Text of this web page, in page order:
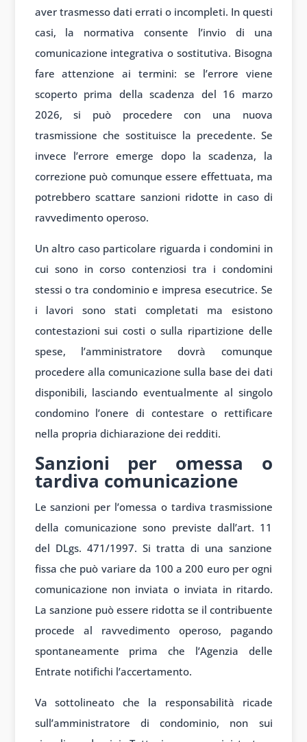
aver trasmesso dati errati o incompleti. In questi
casi, la normativa consente l’invio di una
comunicazione integrativa o sostitutiva. Bisogna
fare attenzione ai termini: se l’errore viene
scoperto prima della scadenza del 16 marzo
2026, si può procedere con una nuova
trasmissione che sostituisce la precedente. Se
invece l’errore emerge dopo la scadenza, la
correzione può comunque essere effettuata, ma
potrebbero scattare sanzioni ridotte in caso di
ravvedimento operoso.
Un altro caso particolare riguarda i condomini in
cui sono in corso contenziosi tra i condomini
stessi o tra condominio e impresa esecutrice. Se
i lavori sono stati completati ma esistono
contestazioni sui costi o sulla ripartizione delle
spese, l’amministratore dovrà comunque
procedere alla comunicazione sulla base dei dati
disponibili, lasciando eventualmente al singolo
condomino l’onere di contestare o rettificare
nella propria dichiarazione dei redditi.
Sanzioni per omessa o
tardiva comunicazione
Le sanzioni per l’omessa o tardiva trasmissione
della comunicazione sono previste dall’art. 11
del DLgs. 471/1997. Si tratta di una sanzione
fissa che può variare da 100 a 200 euro per ogni
comunicazione non inviata o inviata in ritardo.
La sanzione può essere ridotta se il contribuente
procede al ravvedimento operoso, pagando
spontaneamente prima che l’Agenzia delle
Entrate notifichi l’accertamento.
Va sottolineato che la responsabilità ricade
sull’amministratore di condominio, non sui